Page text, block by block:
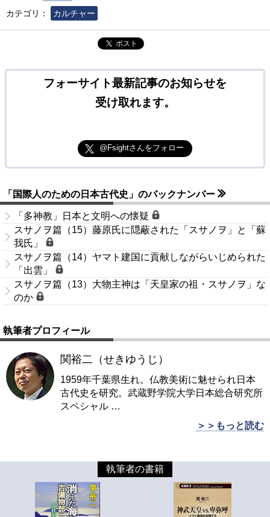
カテゴリ：
カルチャー
ポスト
フォーサイト最新記事のお知らせを
受け取れます。
@Fsightさんをフォロー
「国際人のための日本古代史」のバックナンバー
「多神教」日本と文明への懐疑
スサノヲ篇（15）藤原氏に隠蔽された「スサノヲ」と「蘇
我氏」
スサノヲ篇（14）ヤマト建国に貢献しながらいじめられた
「出雲」
スサノヲ篇（13）大物主神は「天皇家の祖・スサノヲ」な
のか
執筆者プロフィール
関裕二（せきゆうじ）
1959年千葉県生れ。仏教美術に魅せられ日本
古代史を研究。武蔵野学院大学日本総合研究所
スペシャル …
＞＞もっと読む
執筆者の書籍